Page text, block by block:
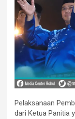
Pelaksanaan
dari Ketua Panitia